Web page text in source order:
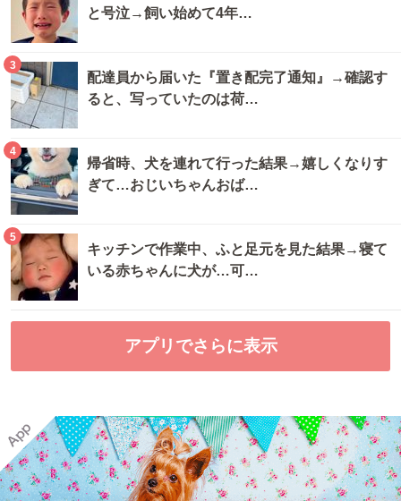
と号泣→飼い始めて4年…
3
配達員から届いた『置き配完了通知』→確認す
ると、写っていたのは荷…
4
帰省時、犬を連れて行った結果→嬉しくなりす
ぎて…おじいちゃんおば…
5
キッチンで作業中、ふと足元を見た結果→寝て
いる赤ちゃんに犬が…可…
アプリでさらに表示